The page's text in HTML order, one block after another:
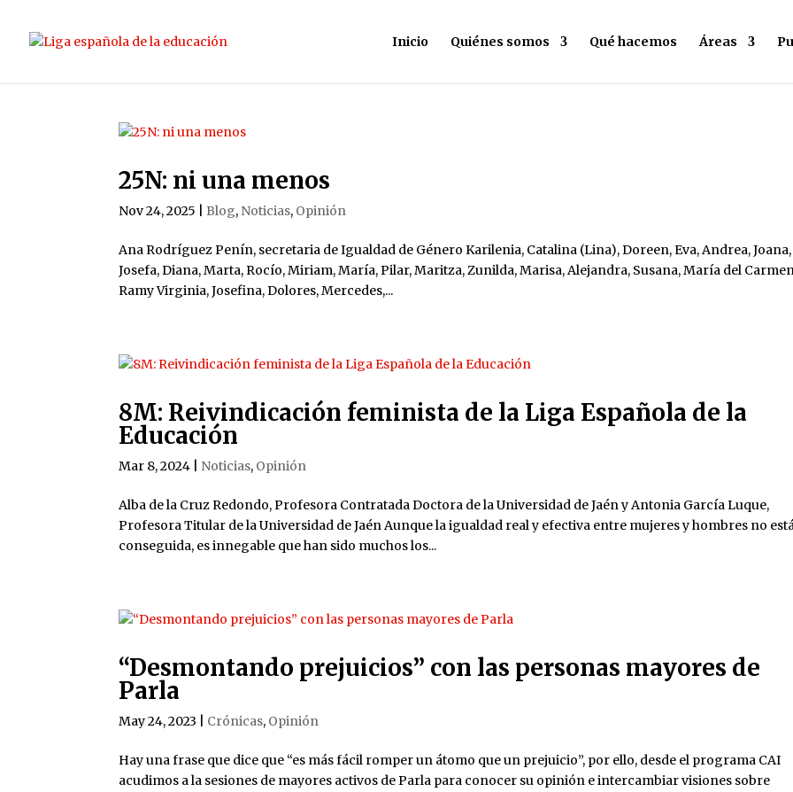
Inicio Quiénes somos Qué hacemos Áreas
25N: ni una menos
Nov 24, 2025 Blog, Noticias, Opinión
Ana Rodríguez Penín, secretaria de Igualdad de Género Karilenia, Catalina (Lina), Doreen, Eva, Andrea, Joana,
Josefa, Diana, Marta, Rocío, Miriam, María, Pilar, Maritza, Zunilda, Marisa, Alejandra, Susana, María del
Ramy Virginia, Josefina, Dolores, Mercedes,...
8M: Reivindicación feminista de la Liga Española de la
Educación
Mar 8, 2024 Noticias, Opinión
Alba de la Cruz Redondo, Profesora Contratada Doctora de la Universidad de Jaén y Antonia García Luque,
Profesora Titular de la Universidad de Jaén Aunque la igualdad real y efectiva entre mujeres y hombres no
conseguida, es innegable que han sido muchos los...
“Desmontando prejuicios” con las personas mayores de
Parla
May 24, 2023 Crónicas, Opinión
Hay una frase que dice que “es más fácil romper un átomo que un prejuicio”, por ello, desde el programa CAI
acudimos a la sesiones de mayores activos de Parla para conocer su opinión e intercambiar visiones sobre